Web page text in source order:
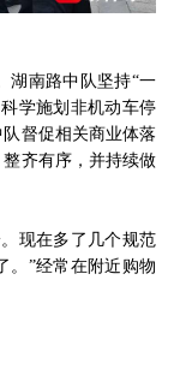
湖南路中队坚持“一
学施划非机动车停
督促相关商业体落
齐有序，并持续做
现在多了几个规范
。”经常在附近购物